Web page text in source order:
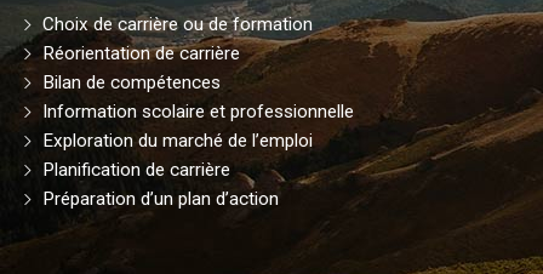
Choix de carrière ou de formation
Réorientation de carrière
Bilan de compétences
Information scolaire et professionnelle
Exploration du marché de l’emploi
Planification de carrière
Préparation d’un plan d’action